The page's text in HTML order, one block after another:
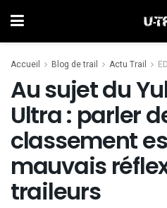
Accueil Blog de trail Actu Trail
Au sujet du
Ultra : parler
classement
mauvais
traileurs